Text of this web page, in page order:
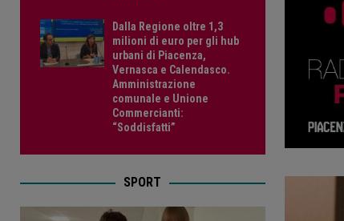
Dalla Regione oltre 1,3
milioni di euro per gli hub
urbani di Piacenza,
Vernasca e Calendasco.
Amministrazione
comunale e Unione
Commercianti:
“Soddisfatti”
SPORT